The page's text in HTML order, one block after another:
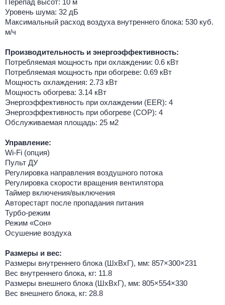
Перепад высот: 10 м
Уровень шума: 32 дБ
Максимальный расход воздуха внутреннего блока: 530 куб.
м/ч
Производительность и энергоэффективность:
Потребляемая мощность при охлаждении: 0.6 кВт
Потребляемая мощность при обогреве: 0.69 кВт
Мощность охлаждения: 2.73 кВт
Мощность обогрева: 3.14 кВт
Энергоэффективность при охлаждении (EER): 4
Энергоэффективность при обогреве (COP): 4
Обслуживаемая площадь: 25 м2
Управление:
Wi-Fi (опция)
Пульт ДУ
Регулировка направления воздушного потока
Регулировка скорости вращения вентилятора
Таймер включения/выключения
Авторестарт после пропадания питания
Турбо-режим
Режим «Сон»
Осушение воздуха
Размеры и вес:
Размеры внутреннего блока (ШхВхГ), мм: 857×300×231
Вес внутреннего блока, кг: 11.8
Размеры внешнего блока (ШхВхГ), мм: 805×554×330
Вес внешнего блока, кг: 28.8